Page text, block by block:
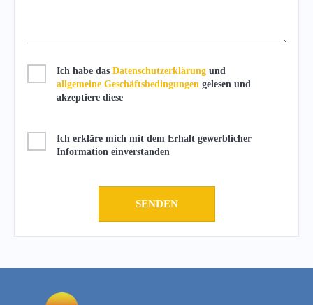
Ich habe das Datenschutzerklärungund
allgemeine Geschäftsbedingungengelesen und
akzeptiere diese
Ich erkläre mich mit dem Erhalt gewerblicher
Information einverstanden